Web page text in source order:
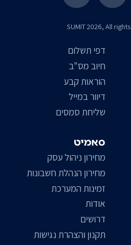
SUMIT 2026, All
סאמיט
מחירון ניהול עסק
מחירון הנהלת חשבונות
זמינות המערכת
אודות
דרושים
תקנון והצהרת נגישות
דפי תשלום
חיוב מס"ב
הוראות קבע
דיוור במייל
שליחת סמסים